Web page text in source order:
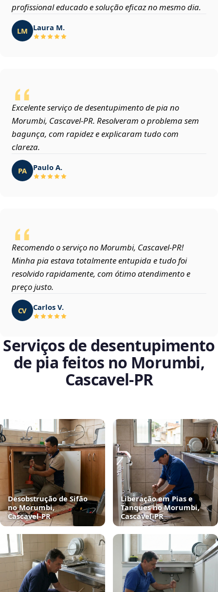
profissional educado e solução eficaz no mesmo dia.
LM Laura M.
Excelente serviço de desentupimento de pia no
Morumbi, Cascavel‑PR. Resolveram o problema sem
bagunça, com rapidez e explicaram tudo com
clareza.
PA Paulo A.
Recomendo o serviço no Morumbi, Cascavel‑PR!
Minha pia estava totalmente entupida e tudo foi
resolvido rapidamente, com ótimo atendimento e
preço justo.
CV Carlos V.
Serviços de desentupimento
de pia feitos no Morumbi,
Cascavel‑PR
Desobstrução de Sifão
no Morumbi,
Cascavel‑PR
Liberação em Pias e
Tanques no Morumbi,
Cascavel‑PR